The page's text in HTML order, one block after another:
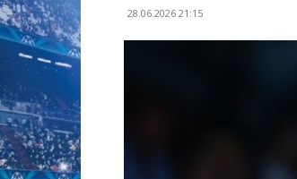
28.06.2026 21:15